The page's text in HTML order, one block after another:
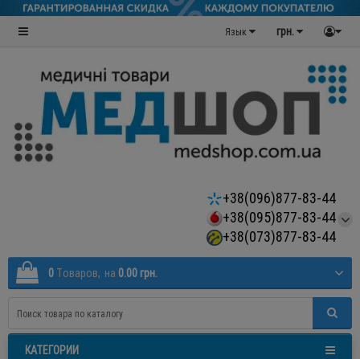
грн.
Язык
+38(096)877-83-44
+38(095)877-83-44
+38(073)877-83-44
0 Tоваров, на 0.00 грн.
КАТЕГОРИИ